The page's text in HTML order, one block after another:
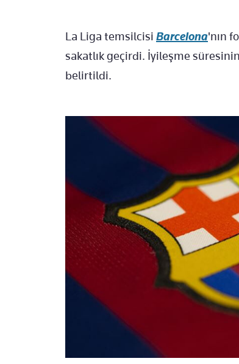
La Liga temsilcisi Barcelona'nın
sakatlık geçirdi. İyileşme s
belirtildi.